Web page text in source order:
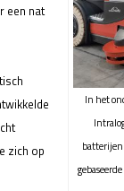
In het
batterijen
een nat
zich op